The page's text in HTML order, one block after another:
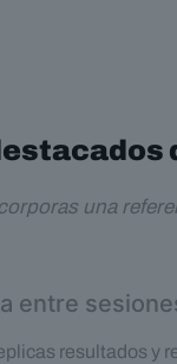
una
entre
resultados y